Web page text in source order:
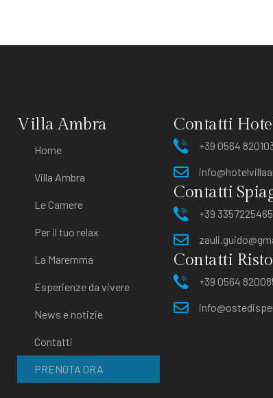
Villa Ambra
Home
Villa Ambra
Le Camere
Per il tuo relax
La Maremma
Esperienze da vivere
News e notizie
Contatti
PRENOTA ORA
Contatti
+39 0564
Contatti
+39 3357225465
Contatti
+39 0564